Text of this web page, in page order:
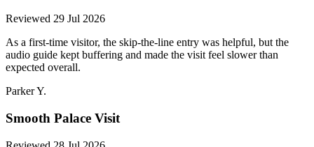
Reviewed 29 Jul 2026
As a first-time visitor, the skip-the-line entry was helpful, but the
audio guide kept buffering and made the visit feel slower than
expected overall.
Parker Y.
Smooth Palace Visit